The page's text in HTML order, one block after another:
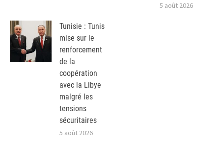
5 août 2026
Tunisie : Tunis
mise sur le
renforcement
de la
coopération
avec la Libye
malgré les
tensions
sécuritaires
5 août 2026